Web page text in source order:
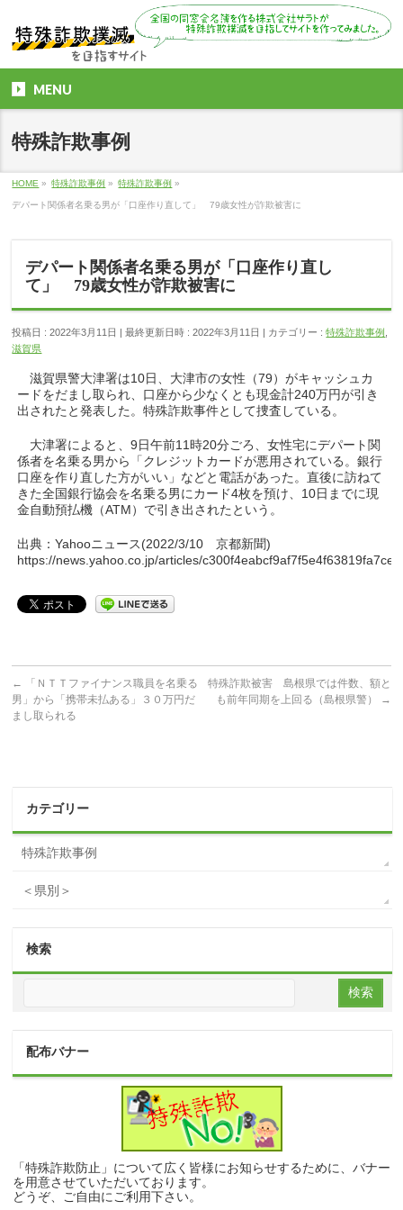
MENU
特殊詐欺事例
HOME » 特殊詐欺事例 » 特殊詐欺事例 »
デパート関係者名乗る男が「口座作り直して」 79歳女性が詐欺被害に
デパート関係者名乗る男が「口座作り直し
て」 79歳女性が詐欺被害に
投稿日 : 2022年3月11日 最終更新日時 : 2022年3月11日 カテゴリー :特殊詐欺事例
滋賀県
滋賀県警大津署は10日、大津市の女性（79）がキャッシュカ
ードをだまし取られ、口座から少なくとも現金計240万円が引き
出されたと発表した。特殊詐欺事件として捜査している。
大津署によると、9日午前11時20分ごろ、女性宅にデパート関
係者を名乗る男から「クレジットカードが悪用されている。銀行
口座を作り直した方がいい」などと電話があった。直後に訪ねて
きた全国銀行協会を名乗る男にカード4枚を預け、10日までに現
金自動預払機（ATM）で引き出されたという。
出典：Yahooニュース(2022/3/10 京都新聞)
https://news.yahoo.co.jp/articles/
←
「ＮＴＴファイナンス職員を名乗る
男」から「携帯未払ある」３０万円だ
まし取られる
特殊詐欺被害 島根県では件数、額と
も前年同期を上回る（島根県警）
→
カテゴリー
特殊詐欺事例
＜県別＞
検索
配布バナー
「特殊詐欺防止」について広く皆様にお知らせするために、バナー
を用意させていただいております。
どうぞ、ご自由にご利用下さい。